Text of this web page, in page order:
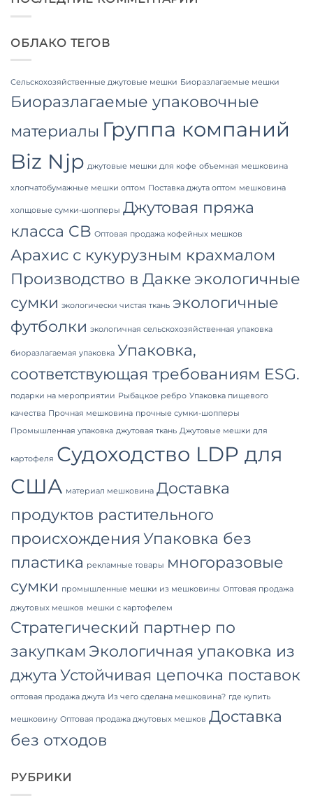
a
Premier
in
Grade
High-
ОБЛАКО ТЕГОВ
Сельскохозяйственные джутовые мешки Биоразлагаемые мешки
Биоразлагаемые упаковочные
материалы Группа компаний
Biz Njp джутовые мешки для кофе объемная мешковина
хлопчатобумажные мешки оптом Поставка джута оптом мешковина
холщовые сумки-шопперы Джутовая пряжа
класса CB Оптовая продажа кофейных мешков
Арахис с кукурузным крахмалом
Производство в Дакке экологичные
сумки экологически чистая ткань экологичные
футболки экологичная сельскохозяйственная упаковка
биоразлагаемая упаковка Упаковка,
соответствующая требованиям ESG.
подарки на мероприятии Рыбацкое ребро Упаковка пищевого
качества Прочная мешковина прочные сумки-шопперы
Промышленная упаковка джутовая ткань Джутовые мешки для
картофеля Судоходство LDP для
США материал мешковина Доставка
продуктов растительного
происхождения Упаковка без
пластика рекламные товары многоразовые
сумки промышленные мешки из мешковины Оптовая продажа
джутовых мешков мешки с картофелем
Стратегический партнер по
закупкам Экологичная упаковка из
джута Устойчивая цепочка поставок
оптовая продажа джута Из чего сделана мешковина? где купить
мешковину Оптовая продажа джутовых мешков Доставка
без отходов
РУБРИКИ